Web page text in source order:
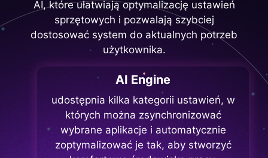
AI, które ułatwiają optymalizację ustawień
sprzętowych i pozwalają szybciej
dostosować system do aktualnych potrzeb
użytkownika.
AI Engine
udostępnia kilka kategorii ustawień, w
których można zsynchronizować
wybrane aplikacje i automatycznie
zoptymalizować je tak, aby stworzyć